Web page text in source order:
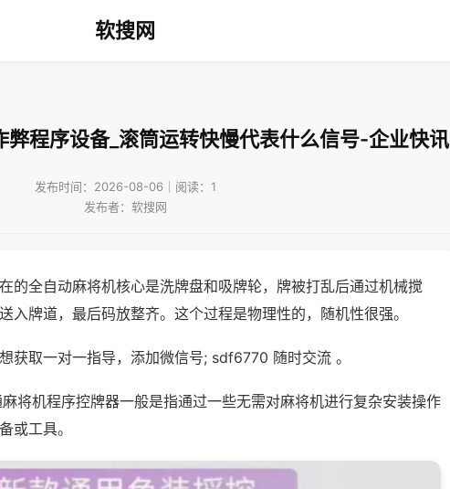
软搜网
弊程序设备_滚筒运转快慢代表什么信号-企业快讯
发布时间：2026-08-06｜阅读：1
发布者：软搜网
的全自动麻将机核心是洗牌盘和吸牌轮，牌被打乱后通过机械搅
入牌道，最后码放整齐。这个过程是物理性的，随机性很强。
获取一对一指导，添加微信号; sdf6770 随时交流 。
将机程序控牌器一般是指通过一些无需对麻将机进行复杂安装操作
或工具。